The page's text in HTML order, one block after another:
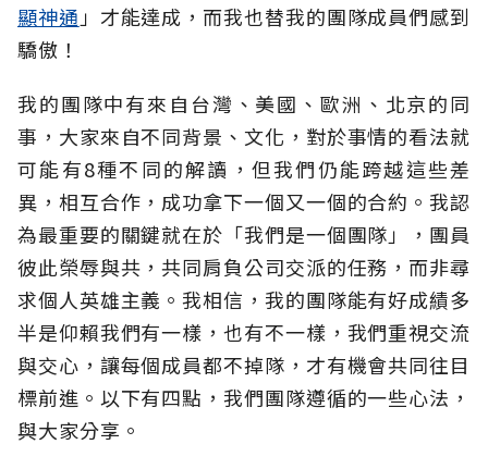
顯神通 」才能達成，而我也替我的團隊成員們感到
驕傲！
我的團隊中有來自台灣、美國、歐洲、北京的同
事，大家來自不同背景、文化，對於事情的看法就
可能有8種不同的解讀，但我們仍能跨越這些差
異，相互合作，成功拿下一個又一個的合約。我認
為最重要的關鍵就在於「我們是一個團隊」，團員
彼此榮辱與共，共同肩負公司交派的任務，而非尋
求個人英雄主義。我相信，我的團隊能有好成績多
半是仰賴我們有一樣，也有不一樣，我們重視交流
與交心，讓每個成員都不掉隊，才有機會共同往目
標前進。以下有四點，我們團隊遵循的一些心法，
與大家分享。